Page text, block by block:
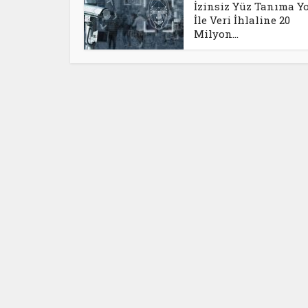
İzinsiz Yüz Tanıma
İle Veri İhlaline 20
Milyon...